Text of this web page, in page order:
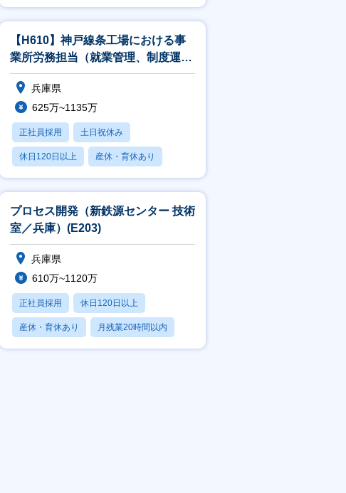
月残業20時間以内
【H610】神戸線条工場における事
業所労務担当（就業管理、制度運用
などの労務業務全般／兵庫）
兵庫県
625万~1135万
正社員採用 土日祝休み
休日120日以上 産休・育休あり
月残業20時間以内
プロセス開発（新鉄源センター 技術
室／兵庫）(E203)
兵庫県
610万~1120万
正社員採用 休日120日以上
産休・育休あり 月残業20時間以内
賞与あり